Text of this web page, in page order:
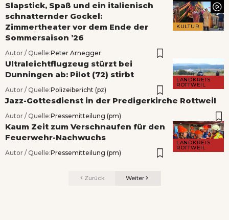
KULTUR
Slapstick, Spaß und ein italienisch
schnatternder Gockel:
Zimmertheater vor dem Ende der
Sommersaison ’26
Autor / Quelle:Peter Arnegger
LANDKREIS
ROTTWEIL
Ultraleichtflugzeug stürzt bei
Dunningen ab: Pilot (72) stirbt
Autor / Quelle:Polizeibericht (pz)
Jazz-Gottesdienst in der Predigerkirche Rottweil
Autor / Quelle:Pressemitteilung (pm)
LANDKREIS
ROTTWEIL
Kaum Zeit zum Verschnaufen für den
Feuerwehr-Nachwuchs
Autor / Quelle:Pressemitteilung (pm)
Zurück Weiter